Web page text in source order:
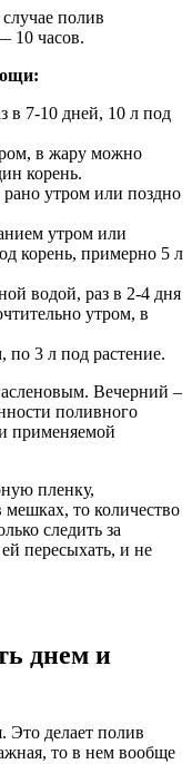
полив
10 часов.
в 7-10 дней, 10 л под
в жару можно
корень.
рано утром или поздно
утром или
корень, примерно 5 л
водой, раз в 2-4 дня
утром, в
по 3 л под растение.
Вечерний –
поливного
применяемой
пленку,
то количество
следить за
пересыхать, и не
днем и
Это делает полив
то в нем вообще